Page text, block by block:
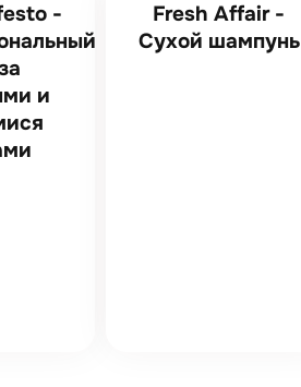
-
и
Fresh Affair -
Сухой шампунь